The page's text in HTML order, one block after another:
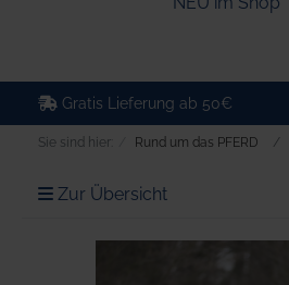
Gratis Lieferung ab 50€
Sie sind hier: Rund um das PFERD
Zur Übersicht